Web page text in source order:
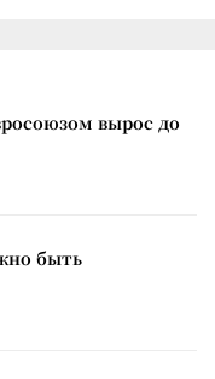
вырос до
быть